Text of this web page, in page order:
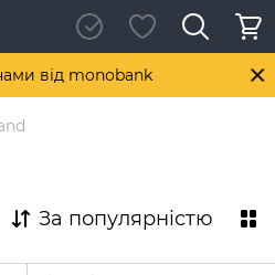
від monobank
За популярністю